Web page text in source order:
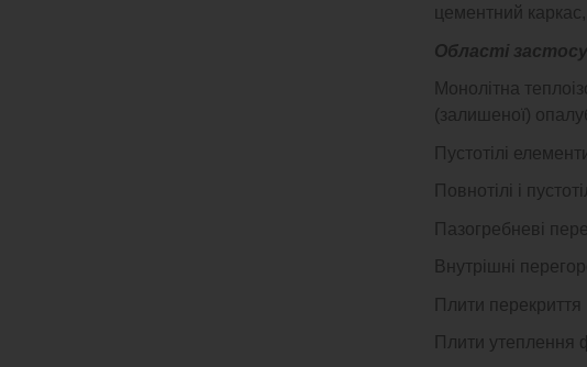
цементний каркас,
Області
Монолітна
(залишеної)
Пустотілі
Повнотілі і
Пазогребневі
Внутрішні
Плити перекриття
Плити утеплення